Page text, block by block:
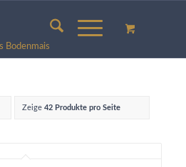
Zeige 42 Produkte pro Seite